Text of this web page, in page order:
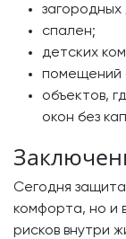
загородных
спален;
детских
помещений
объектов,
окон без
Сегодня
комфорта, но и
рисков внутри